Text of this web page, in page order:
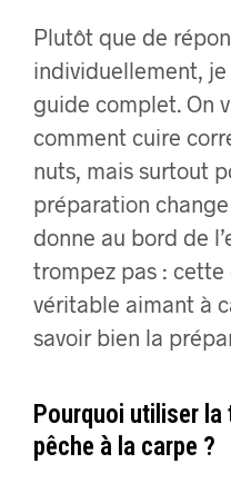
Plutôt que de
individuellement,
guide complet. On
comment cuire
nuts, mais surtout
préparation
donne au bord de
trompez pas : cette
véritable aimant à
savoir bien la
Pourquoi utiliser
pêche à la carpe ?